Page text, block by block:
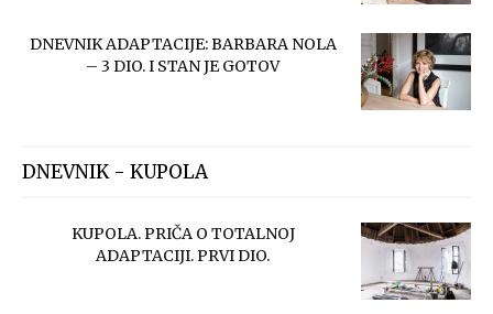
DNEVNIK ADAPTACIJE: BARBARA NOLA
– 3 DIO. I STAN JE GOTOV
DNEVNIK - KUPOLA
KUPOLA. PRIČA O TOTALNOJ
ADAPTACIJI. PRVI DIO.